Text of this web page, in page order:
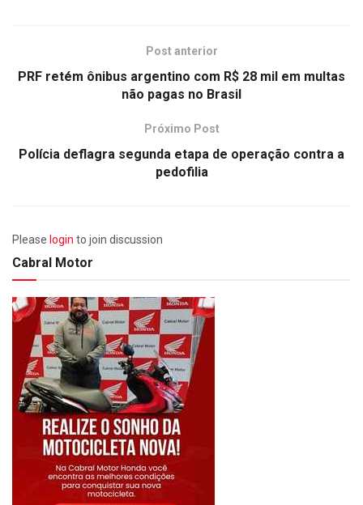
Post anterior
PRF retém ônibus argentino com R$ 28 mil em multas
não pagas no Brasil
Próximo Post
Polícia deflagra segunda etapa de operação contra a
pedofilia
Please login to join discussion
Cabral Motor